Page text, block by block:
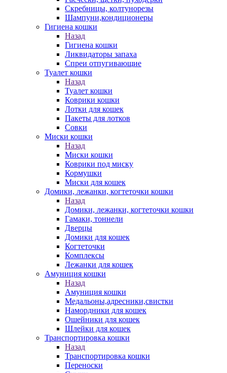
Скребницы, колтунорезы
Шампуни,кондиционеры
Гигиена кошки
Назад
Гигиена кошки
Ликвидаторы запаха
Спреи отпугивающие
Туалет кошки
Назад
Туалет кошки
Коврики кошки
Лотки для кошек
Пакеты для лотков
Совки
Миски кошки
Назад
Миски кошки
Коврики под миску
Кормушки
Миски для кошек
Домики, лежанки, когтеточки кошки
Назад
Домики, лежанки, когтеточки кошки
Гамаки, тоннели
Дверцы
Домики для кошек
Когтеточки
Комплексы
Лежанки для кошек
Амуниция кошки
Назад
Амуниция кошки
Медальоны,адресники,свистки
Намордники для кошек
Ошейники для кошек
Шлейки для кошек
Транспортировка кошки
Назад
Транспортировка кошки
Переноски